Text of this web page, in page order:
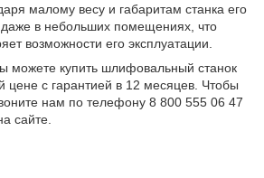
малому весу и габаритам станка его
даже в небольших помещениях, что
возможности его эксплуатации.
можете купить шлифовальный станок
цене с гарантией в 12 месяцев. Чтобы
нам по телефону 8 800 555 06 47
сайте.